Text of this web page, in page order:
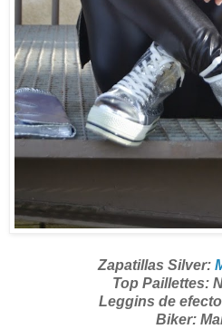
Zapatillas Silver:
Top Paillettes:
Leggins de
Biker: